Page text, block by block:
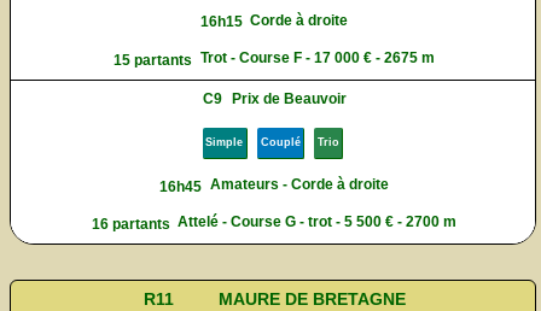
16h15 Corde à droite
15 partants Trot - Course F - 17 000 € - 2675 m
C9 Prix de Beauvoir
Simple Couplé Trio
16h45 Amateurs - Corde à droite
16 partants Attelé - Course G - trot - 5 500 € - 2700 m
R11 MAURE DE BRETAGNE